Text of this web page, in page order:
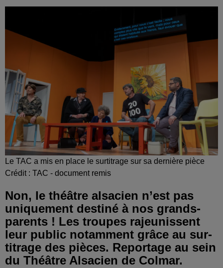
Le TAC a mis en place le surtitrage sur sa dernière pièce
Crédit : TAC - document remis
Non, le théâtre alsacien n’est pas
uniquement destiné à nos grands-
parents ! Les troupes rajeunissent
leur public notamment grâce au sur-
titrage des pièces. Reportage au sein
du Théâtre Alsacien de Colmar.